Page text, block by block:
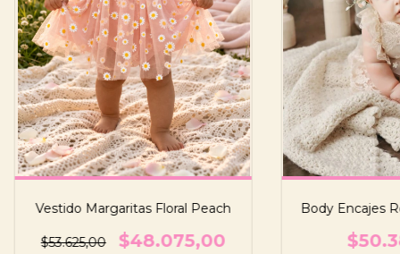
Vestido Margaritas Floral Peach
$53.625,00 $48.075,00
Body Encajes